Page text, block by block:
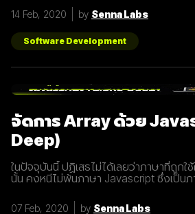
ทุกธุรกิจต้องรู้เกี่ยวกับ 5G เพราะเราปฏิเส
ถูกใช้งานอย่างกว้างขวางขึ้น 1. 5G หรือ
ยุคใหม่ของเทคโนโลยีเครือข่ายไร้สายที่จะม
อยู่ในปัจจุบัน ซึ่งมันไม่ได้ถูกจำกัดแค่มือถือ
อุปกรณ์ทุกชนิดที่เชื่อมต่ออินเตอร์เน็ตได้
ส่วนที่สำคัญที่จะนำมาสู่การเชื่อมต่ออุปก
ตอบสนองที่รวดเร็วขึ้นในระยะเวลาที่น้อย
แตกต่างจากระบบ
14 Feb, 2020 by Senna Labs
Software Development
จัดการ Array ด้วย
Deep)
ในปัจจุบันนี้ ปฏิเสธไม่ได้เลยว่าภาษาที่ถูกใ
นั้น คงหนีไม่พ้นภาษา Javascript ซึ่งเป็น
รูปแบบการเขียนภาษา Javascript ที่แตกต่า
07 Feb, 2020 by Senna Labs